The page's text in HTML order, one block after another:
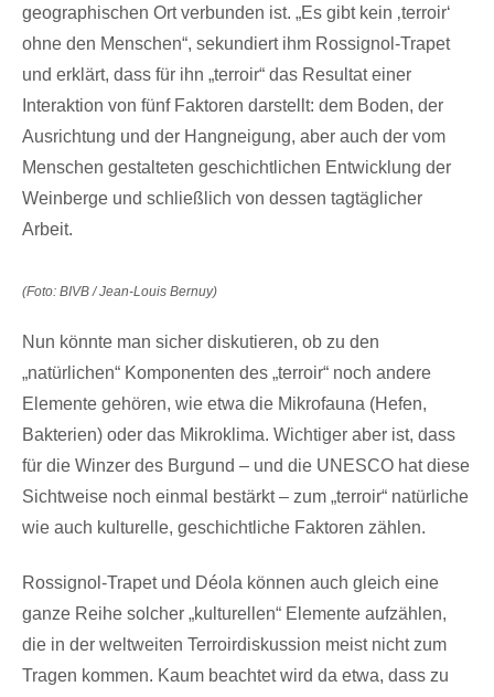
geographischen Ort verbunden ist. „Es gibt kein ‚terroir‘
ohne den Menschen“, sekundiert ihm Rossignol-Trapet
und erklärt, dass für ihn „terroir“ das Resultat einer
Interaktion von fünf Faktoren darstellt: dem Boden, der
Ausrichtung und der Hangneigung, aber auch der vom
Menschen gestalteten geschichtlichen Entwicklung der
Weinberge und schließlich von dessen tagtäglicher
Arbeit.
(Foto: BIVB / Jean-Louis Bernuy)
Nun könnte man sicher diskutieren, ob zu den
„natürlichen“ Komponenten des „terroir“ noch andere
Elemente gehören, wie etwa die Mikrofauna (Hefen,
Bakterien) oder das Mikroklima. Wichtiger aber ist, dass
für die Winzer des Burgund – und die UNESCO hat diese
Sichtweise noch einmal bestärkt – zum „terroir“ natürliche
wie auch kulturelle, geschichtliche Faktoren zählen.
Rossignol-Trapet und Déola können auch gleich eine
ganze Reihe solcher „kulturellen“ Elemente aufzählen,
die in der weltweiten Terroirdiskussion meist nicht zum
Tragen kommen. Kaum beachtet wird da etwa, dass zu